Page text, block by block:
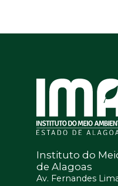
Instituto do
de Alagoas
Av. Fernandes